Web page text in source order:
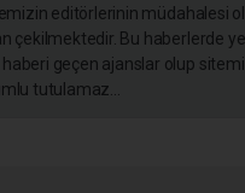
editörlerinin müdahalesi
çekilmektedir. Bu haberlerde
geçen ajanslar olup
tutulamaz...